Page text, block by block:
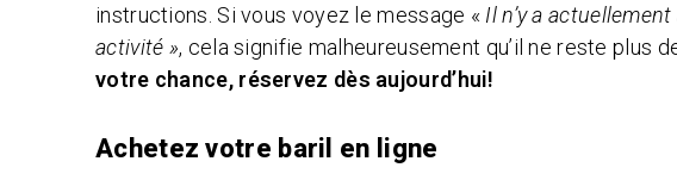
instructions. Si vous voyez le message « Il n’y a
activité », cela signifie malheureusement qu’il ne reste plus
votre chance, réservez dès aujourd’hui!
Achetez votre baril en ligne